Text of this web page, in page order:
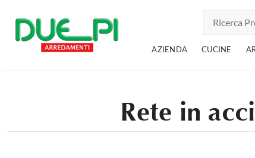
AZIENDA CUCINE
Rete in